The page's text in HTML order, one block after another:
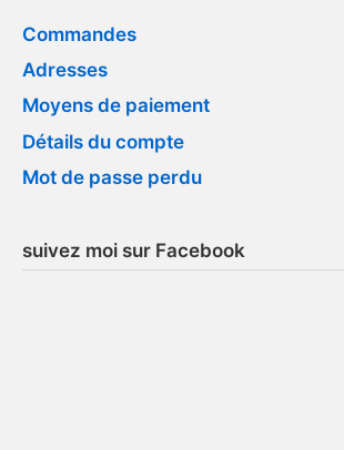
Commandes
Adresses
Moyens de paiement
Détails du compte
Mot de passe perdu
suivez moi sur Facebook